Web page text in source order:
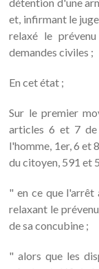
et, infirmant le
relaxé le
demandes civiles ;
En cet état ;
Sur le premier
articles 6 et 7 de
l'homme, 1er, 6 et
du citoyen, 591 et
" en ce que l'arrêt
relaxant le
de sa concubine ;
" alors que les